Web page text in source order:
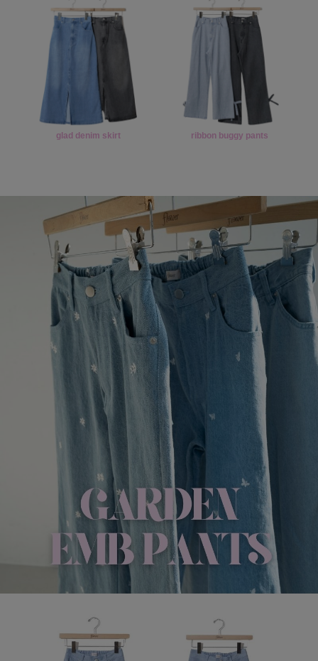
glad denim skirt ribbon buggy pants